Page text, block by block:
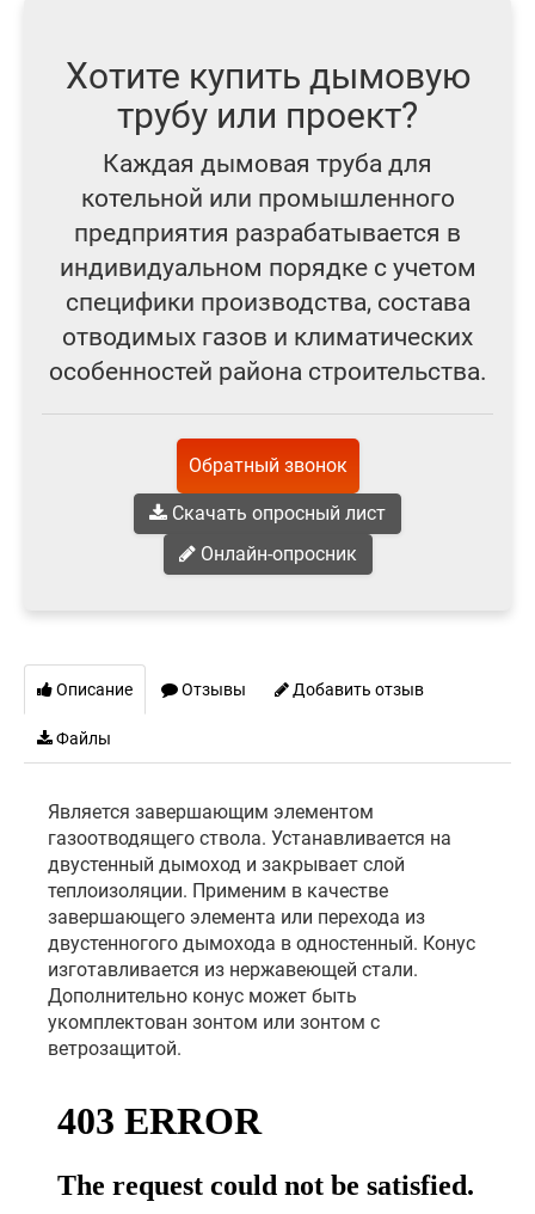
Хотите купить дымовую
трубу или проект?
Каждая дымовая труба для
котельной или промышленного
предприятия разрабатывается в
индивидуальном порядке с учетом
специфики производства, состава
отводимых газов и климатических
особенностей района строительства.
Обратный звонок
Скачать опросный лист
Онлайн-опросник
Описание Отзывы Добавить отзыв
Файлы
Является завершающим элементом
газоотводящего ствола. Устанавливается на
двустенный дымоход и закрывает слой
теплоизоляции. Применим в качестве
завершающего элемента или перехода из
двустенногого дымохода в одностенный. Конус
изготавливается из нержавеющей стали.
Дополнительно конус может быть
укомплектован зонтом или зонтом с
ветрозащитой.